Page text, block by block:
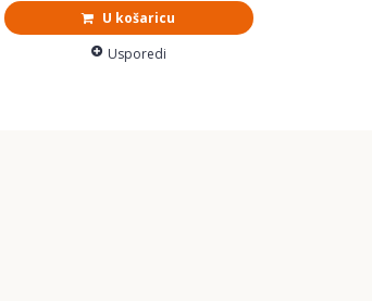
U košaricu
Usporedi